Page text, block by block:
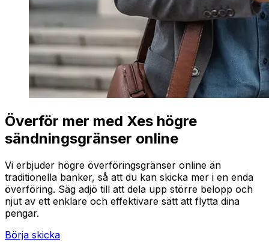
Överför mer med Xes högre
sändningsgränser online
Vi erbjuder högre överföringsgränser online än
traditionella banker, så att du kan skicka mer i en enda
överföring. Säg adjö till att dela upp större belopp och
njut av ett enklare och effektivare sätt att flytta dina
pengar.
Börja skicka